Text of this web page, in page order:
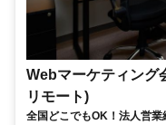
Webマーケティング
リモート)
全国どこでもOK！法人営業